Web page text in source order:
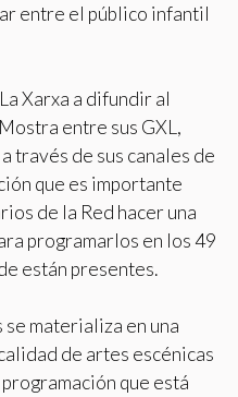
entre el público infantil
Xarxa a difundir al
entre sus GXL,
través de sus canales de
que es importante
de la Red hacer una
programarlos en los 49
están presentes.
materializa en una
de artes escénicas
que está